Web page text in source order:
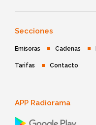
Secciones
Emisoras Cadenas
Tarifas Contacto
APP Radiorama